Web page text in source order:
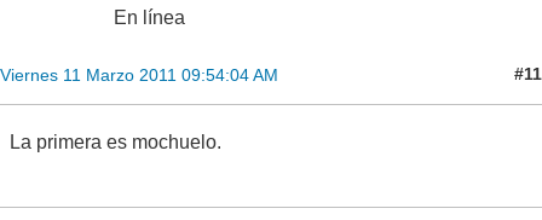
En línea
Viernes 11 Marzo 2011 09:54:04 AM #11
La primera es mochuelo.